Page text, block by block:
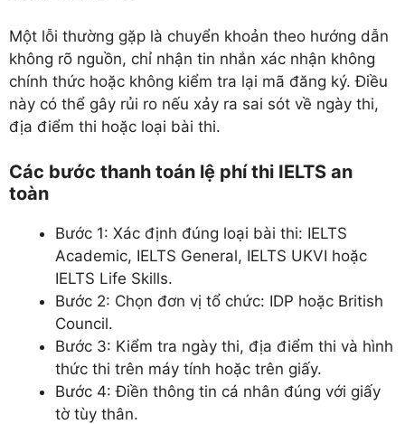
Một lỗi thường gặp là chuyển khoản theo hướng dẫn
không rõ nguồn, chỉ nhận tin nhắn xác nhận không
chính thức hoặc không kiểm tra lại mã đăng ký. Điều
này có thể gây rủi ro nếu xảy ra sai sót về ngày thi,
địa điểm thi hoặc loại bài thi.
Các bước thanh toán lệ phí thi IELTS an
toàn
Bước 1: Xác định đúng loại bài thi: IELTS
Academic, IELTS General, IELTS UKVI hoặc
IELTS Life Skills.
Bước 2: Chọn đơn vị tổ chức: IDP hoặc British
Council.
Bước 3: Kiểm tra ngày thi, địa điểm thi và hình
thức thi trên máy tính hoặc trên giấy.
Bước 4: Điền thông tin cá nhân đúng với giấy
tờ tùy thân.